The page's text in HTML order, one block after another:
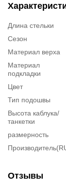
Длина стельки
Сезон
Материал верха
Материал
подкладки
Цвет
Тип подошвы
Высота каблука/
танкетки
размерность
Отзывы